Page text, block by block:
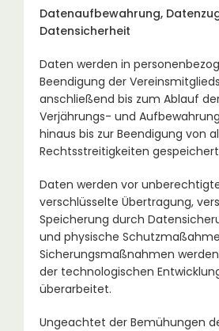
Datenaufbewahrung,
Datensicherheit
Daten werden in
Beendigung der
anschließend bis zum Ablauf
Verjährungs- und
hinaus bis zur Beendigung von
Rechtsstreitigkeiten
Daten werden vor
verschlüsselte Übertragung,
Speicherung durch
und physische
Sicherungsmaßnahmen
der technologischen
überarbeitet.
Ungeachtet der Bemühungen